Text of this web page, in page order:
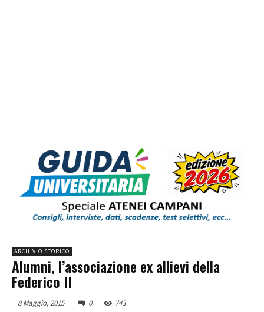
ARCHIVIO STORICO
Alumni, l’associazione ex allievi della
Federico II
8 Maggio, 2015 0 743